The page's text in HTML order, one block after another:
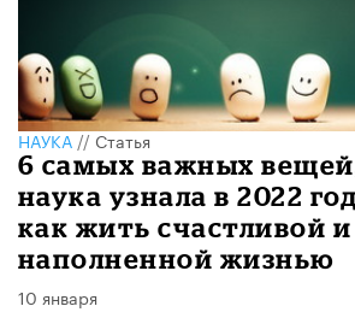
НАУКА//Статья
6 самых важных
наука узнала в 2022
как жить счастливой и
наполненной жизнью
10 января